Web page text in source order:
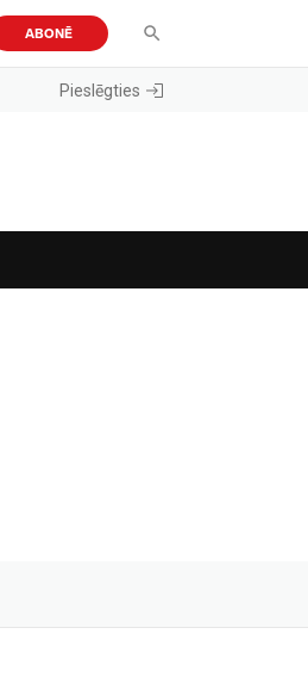
ABONĒ
Pieslēgties